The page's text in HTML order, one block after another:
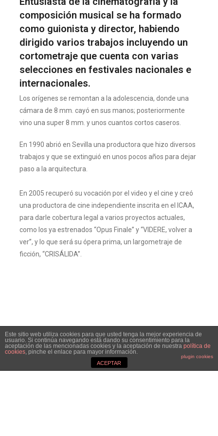
composición musical se ha formado
como guionista y director, habiendo
dirigido varios trabajos incluyendo un
cortometraje que cuenta con varias
selecciones en festivales nacionales e
internacionales.
Los orígenes se remontan a la adolescencia, donde una
cámara de 8 mm. cayó en sus manos; posteriormente
vino una super 8 mm. y unos cuantos cortos caseros.
En 1990 abrió en Sevilla una productora que hizo diversos
trabajos y que se extinguió en unos pocos años para dejar
paso a la arquitectura.
En 2005 recuperó su vocación por el video y el cine y creó
una productora de cine independiente inscrita en el ICAA,
para darle cobertura legal a varios proyectos actuales,
como los ya estrenados “Opus Finale” y “VIDERE, volver a
ver”, y lo que será su ópera prima, un largometraje de
ficción, “CRISÁLIDA”.
Este sitio web utiliza cookies para que usted tenga la mejor experiencia de
usuario. Si continúa navegando está dando su consentimiento para la
aceptación de las mencionadas cookies y la aceptación de nuestra política de
cookies, pinche el enlace para mayor información.
plugin cookies
ACEPTAR